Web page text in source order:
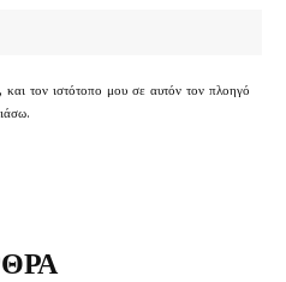
τον ιστότοπο μου σε αυτόν τον πλοηγό